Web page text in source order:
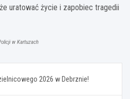
uratować życie i zapobiec tragedii
w Kartuzach
2026 w Debrznie!